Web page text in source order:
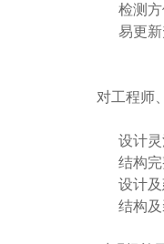
检测方
易更新
对工程师
设计灵
结构完
设计及
结构及